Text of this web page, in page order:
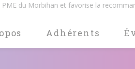
PME du Morbihan et favorise la
Adhérents